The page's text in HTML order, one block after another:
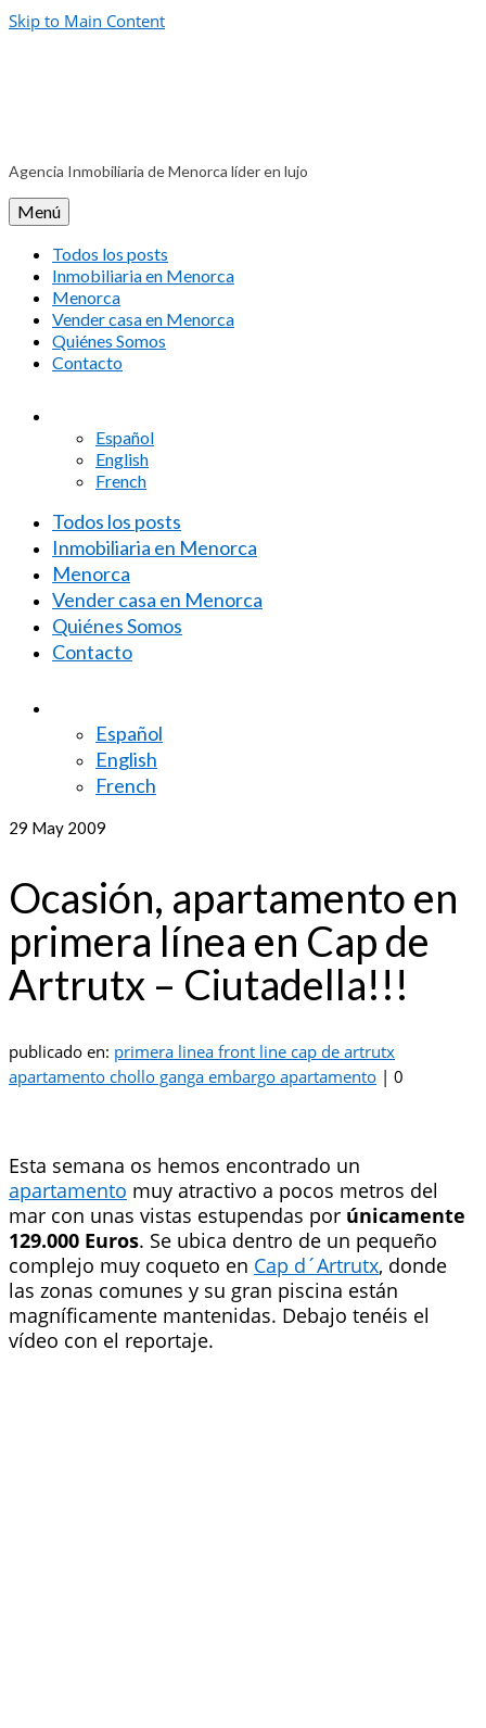
Skip to Main Content
Agencia Inmobiliaria de Menorca líder en lujo
Menú
Todos los posts
Inmobiliaria en Menorca
Menorca
Vender casa en Menorca
Quiénes Somos
Contacto
Español
English
French
Todos los posts
Inmobiliaria en Menorca
Menorca
Vender casa en Menorca
Quiénes Somos
Contacto
Español
English
French
29 May 2009
Ocasión, apartamento en
primera línea en Cap de
Artrutx – Ciutadella!!!
publicado en: primera linea front line cap de artrutx
apartamento chollo ganga embargo apartamento | 0
Esta semana os hemos encontrado un
apartamento muy atractivo a pocos metros del
mar con unas vistas estupendas por únicamente
129.000 Euros. Se ubica dentro de un pequeño
complejo muy coqueto en Cap d´Artrutx, donde
las zonas comunes y su gran piscina están
magníficamente mantenidas. Debajo tenéis el
vídeo con el reportaje.